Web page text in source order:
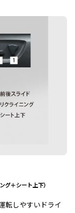
グ＋シート上下）
転しやすいドライ